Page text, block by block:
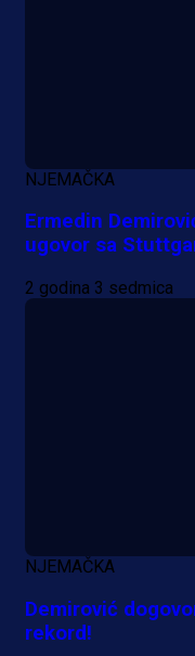
NJEMAČKA
Ermedin
ugovor sa
2 godina 3 sedmica
NJEMAČKA
Demirović
rekord!